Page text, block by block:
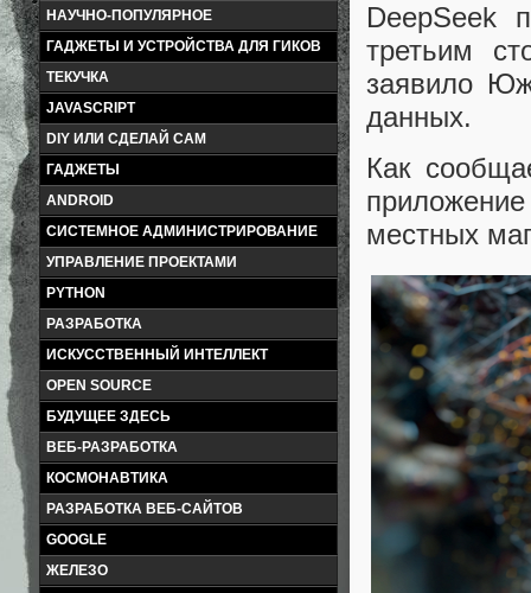
НАУЧНО-ПОПУЛЯРНОЕ
ГАДЖЕТЫ И УСТРОЙСТВА ДЛЯ ГИКОВ
ТЕКУЧКА
JAVASCRIPT
DIY ИЛИ СДЕЛАЙ САМ
ГАДЖЕТЫ
ANDROID
СИСТЕМНОЕ АДМИНИСТРИРОВАНИЕ
УПРАВЛЕНИЕ ПРОЕКТАМИ
PYTHON
РАЗРАБОТКА
ИСКУССТВЕННЫЙ ИНТЕЛЛЕКТ
OPEN SOURCE
БУДУЩЕЕ ЗДЕСЬ
ВЕБ-РАЗРАБОТКА
КОСМОНАВТИКА
РАЗРАБОТКА ВЕБ-САЙТОВ
GOOGLE
ЖЕЛЕЗО
DeepSeek
третьим
заявило
данных.
Как
местных